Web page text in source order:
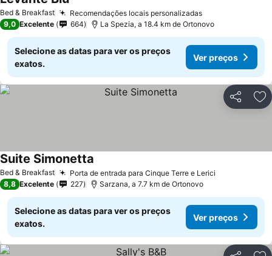
Bed & Breakfast Recomendações locais personalizadas
9,0 Excelente 664 La Spezia, a 18.4 km de Ortonovo
Selecione as datas para ver os preços
exatos.
Ver preços
Partilhar
Bed & Breakfast Porta de entrada para Cinque Terre e Lerici
Suite Simonetta
8,8 Excelente 227 Sarzana, a 7.7 km de Ortonovo
Selecione as datas para ver os preços
exatos.
Ver preços